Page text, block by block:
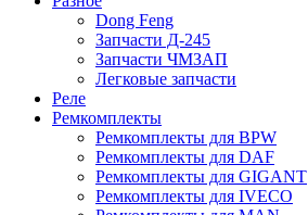
Dong Feng
Запчасти Д-245
Запчасти ЧМЗАП
Легковые запчасти
Реле
Ремкомплекты
Ремкомплекты для BPW
Ремкомплекты для DAF
Ремкомплекты для GIGANT
Ремкомплекты для IVECO